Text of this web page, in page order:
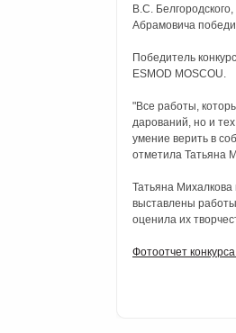
В.С.
Абрамовича
Победитель
ESMOD MOSCOU.
"Все работы,
дарований, но и
умение верить в
отметила Татьяна
Татьяна
выставлены
оценила их
Фотоотчет конкурса.